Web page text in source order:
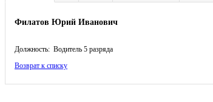
Филатов Юрий Иванович
Должность: Водитель 5 разряда
Возврат к списку